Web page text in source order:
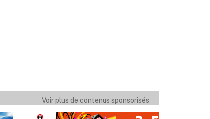
Voir plus de contenus sponsorisés